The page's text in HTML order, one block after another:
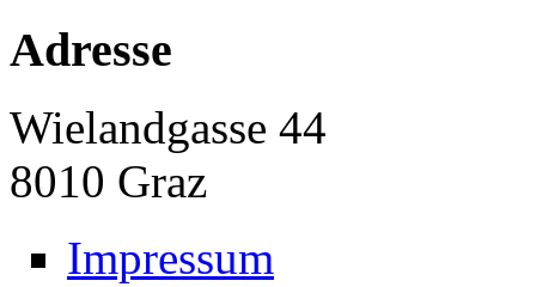
Adresse
Wielandgasse 44
8010 Graz
Impressum